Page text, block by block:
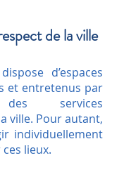
de la ville
d’espaces
et entretenus par
des services
ville. Pour autant,
individuellement
lieux.